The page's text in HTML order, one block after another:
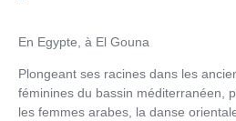
En Egypte, à El Gouna
Plongeant ses racines dans les
féminines du bassin méditerranéen,
les femmes arabes, la danse